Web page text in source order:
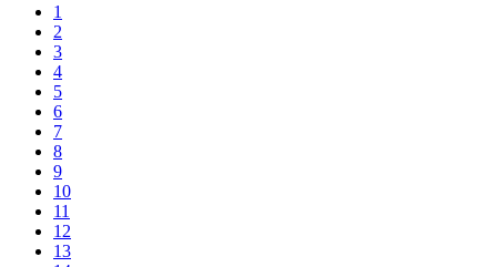
1
2
3
4
5
6
7
8
9
10
11
12
13